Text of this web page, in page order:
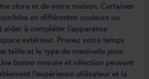
store et de votre maison. Certaines
en différentes couleurs ou
aider à compléter l'apparence
extérieur. Prenez votre temps
taille et le type de manivelle pour
bonne mesure et sélection peuvent
l'expérience utilisateur et la